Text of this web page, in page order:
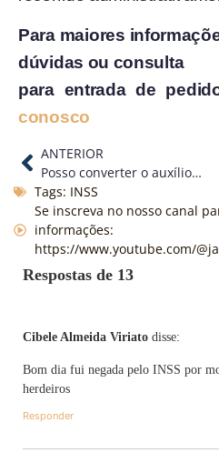
Para maiores
dúvidas ou consulta
para entrada de
conosco
ANTERIOR
Posso converter o auxílio-doença em aposentadoria por invalidez?
Tags: INSS
Se inscreva no nosso canal
informações:
https://www.youtube.com/
Respostas de 13
Cibele Almeida Viriato disse:
Bom dia fui negada pelo INSS por
herdeiros
Responder